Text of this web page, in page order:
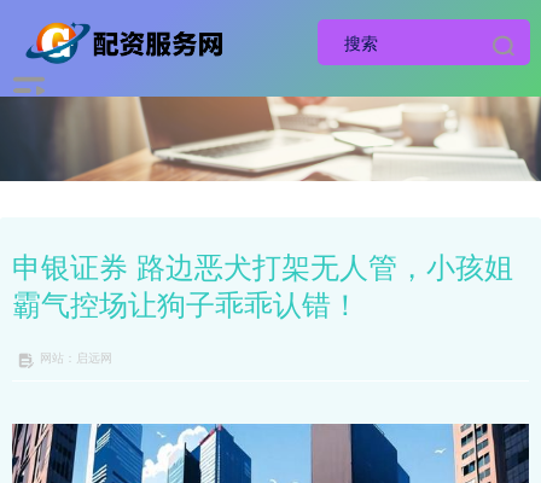
申银证券 路边恶犬打架无人管，小孩姐
霸气控场让狗子乖乖认错！
网站：启远网